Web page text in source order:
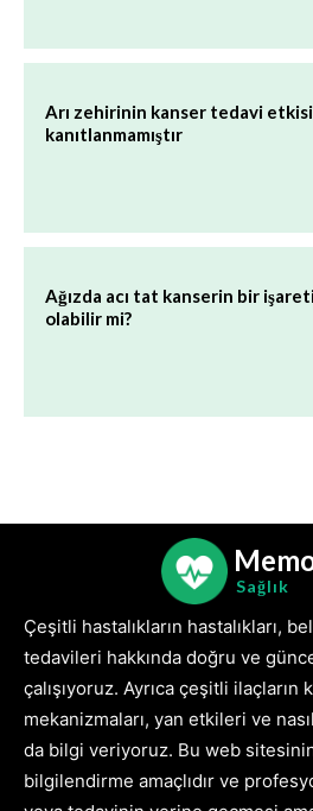
Arı zehirinin kanser tedavi etkisi
kanıtlanmamıştır
Ağızda acı tat kanserin bir
olabilir mi?
Sağlık
Çeşitli hastalıkların hastalıkları,
tedavileri hakkında doğru ve
çalışıyoruz. Ayrıca çeşitli ilaçların
mekanizmaları, yan etkileri ve
da bilgi veriyoruz. Bu web
bilgilendirme amaçlıdır ve